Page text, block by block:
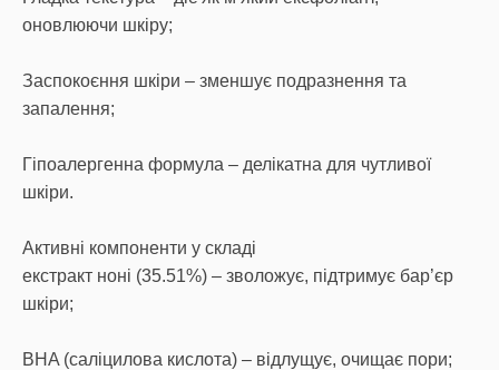
оновлюючи шкіру;
Заспокоєння шкіри – зменшує подразнення та
запалення;
Гіпоалергенна формула – делікатна для чутливої
шкіри.
Активні компоненти у складі
екстракт ноні (35.51%) – зволожує, підтримує бар’єр
шкіри;
BHA (саліцилова кислота) – відлущує, очищає пори;